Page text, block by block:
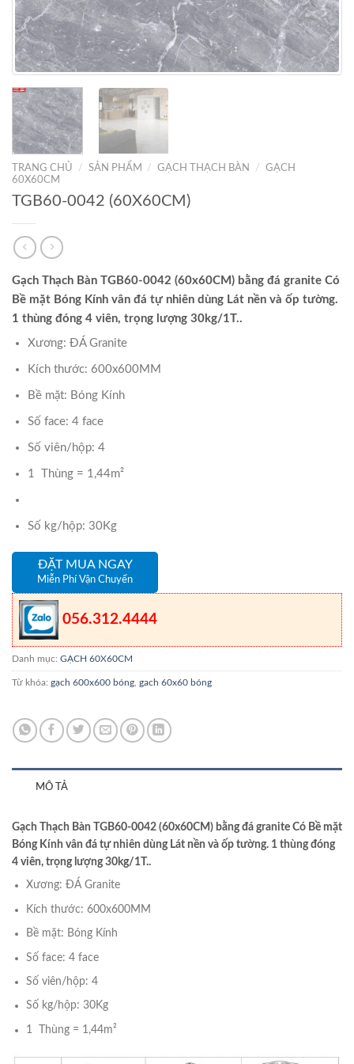
TRANG CHỦ / SẢN PHẨM / GẠCH THẠCH BÀN /
GẠCH
60X60CM
TGB60-0042 (60X60CM)
Gạch Thạch Bàn TGB60-0042 (60x60CM) bằng đá granite Có
Bề mặt Bóng Kính vân đá tự nhiên dùng Lát nền và ốp tường.
1 thùng đóng 4 viên, trọng lượng 30kg/1T..
Xương: ĐÁ Granite
Kích thước: 600x600MM
Bề mặt: Bóng Kính
Số face: 4 face
Số viên/hộp: 4
1 Thùng = 1,44m²
Số kg/hộp: 30Kg
ĐẶT MUA NGAY
Miễn Phí Vận Chuyển
056.312.4444
Danh mục: GẠCH 60X60CM
Từ khóa: gạch 600x600 bóng gach 60x60 bóng
MÔ TẢ
Gạch Thạch Bàn TGB60-0042 (60x60CM) bằng đá granite Có Bề mặt
Bóng Kính vân đá tự nhiên dùng Lát nền và ốp tường. 1 thùng đóng
4 viên, trọng lượng 30kg/1T..
Xương: ĐÁ Granite
Kích thước: 600x600MM
Bề mặt: Bóng Kính
Số face: 4 face
Số viên/hộp: 4
Số kg/hộp: 30Kg
1 Thùng = 1,44m²